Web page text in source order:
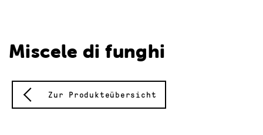
Miscele di funghi
Zur Produkteübersicht